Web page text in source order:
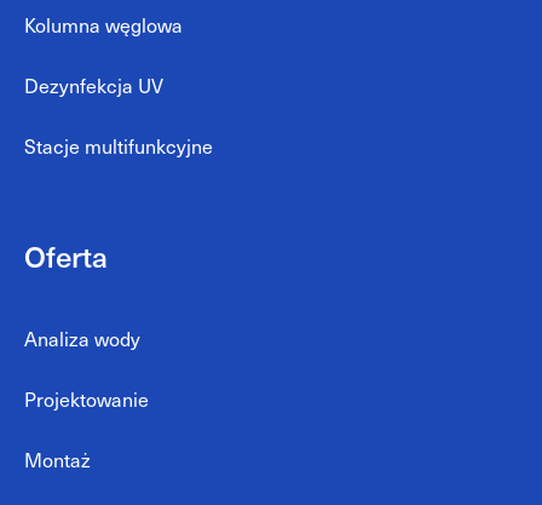
Kolumna węglowa
Dezynfekcja UV
Stacje multifunkcyjne
Oferta
Analiza wody
Projektowanie
Montaż